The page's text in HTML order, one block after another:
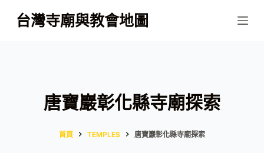
跳
至
台灣寺廟與教會地圖
唐寶巖彰化縣寺廟探索
首頁 TEMPLES 唐寶巖彰化縣寺廟探索